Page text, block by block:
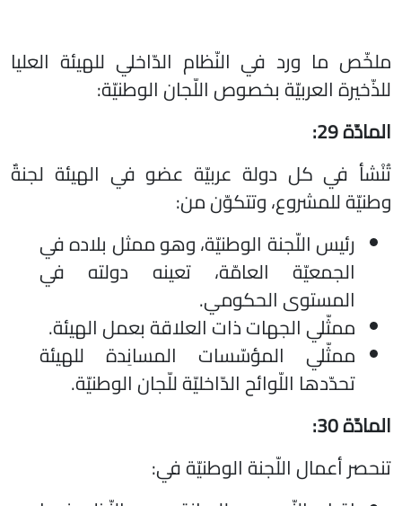
ملخّص ما ورد في النّظام الدّاخلي للهيئة العليا
للذّخيرة العربيّة بخصوص اللّجان الوطنيّة:
المادّة 29:
تُنْشأ في كل دولة عربيّة عضو في الهيئة لجنةٌ
وطنيّة للمشروع، وتتكوّن من:
رئيس اللّجنة الوطنيّة، وهو ممثل بلاده في
الجمعيّة العامّة، تعينه دولته في
المستوى الحكومي.
ممثّلي الجهات ذات العلاقة بعمل الهيئة.
ممثّلي المؤسّسات المسانِدة للهيئة
تحدّدها اللّوائح الدّاخليّة للّجان الوطنيّة.
المادّة 30:
تنحصر أعمال اللّجنة الوطنيّة في: